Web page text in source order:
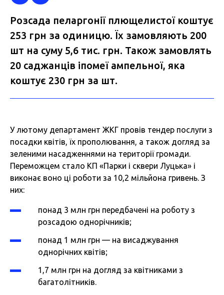
Розсада пеларгонії плющелистої коштує
253 грн за одиницю. Їх замовляють 200
шт на суму 5,6 тис. грн. Також замовлять
20 саджанців іпомеї ампельної, яка
коштує 230 грн за шт.
У лютому департамент ЖКГ провів тендер послуги з
посадки квітів, їх прополювання, а також догляд за
зеленими насадженнями на території громади.
Переможцем стало КП «Парки і сквери Луцька» і
виконає воно ці роботи за 10,2 мільйона гривень. З
них:
понад 3 млн грн передбачені на роботу з
розсадою однорічників;
понад 1 млн грн — на висаджування
однорічних квітів;
1,7 млн грн на догляд за квітниками з
багатолітників.